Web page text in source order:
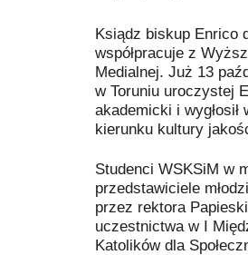
Ksiądz biskup Enrico
współpracuje z
Medialnej. Już 13
w Toruniu uroczystej
akademicki i wygłosił
kierunku kultury
Studenci WSKSiM w
przedstawiciele
przez rektora
uczestnictwa w I
Katolików dla